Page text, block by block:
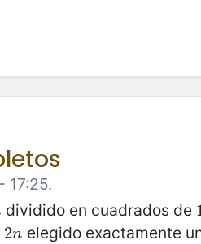
17:25.
dividido en cuadrados de
2n
2n elegido exactamente